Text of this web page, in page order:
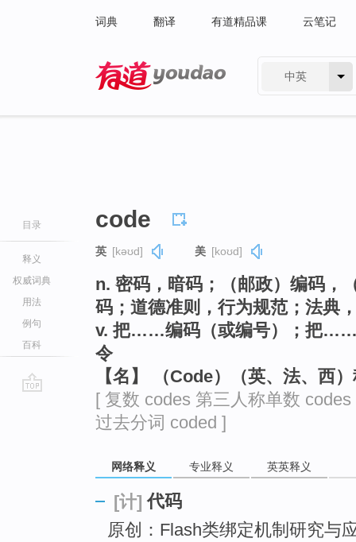
词典 翻译 有道精品课 云笔记
中英
目录
释义
权威词典
用法
例句
百科
code
英 [kəʊd] 美 [koʊd]
n. 密码，暗码；（邮政）编码，
码；道德准则，行为规范；法典
v. 把……编码（或编号）；把……
令
【名】 （Code）（英、法、西
[ 复数 codes 第三人称单数
过去分词 coded ]
网络释义 专业释义 英英释义
[计] 代码
原创：Flash类绑定机制研究与